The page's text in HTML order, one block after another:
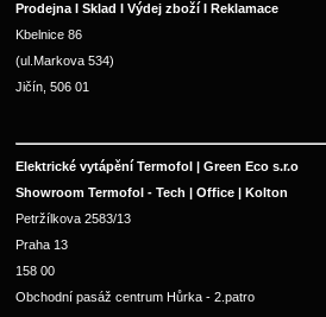
Prodejna I Sklad I Výdej zboží I Reklamace
Kbelnice 86
(ul.Markova 534)
Jičín, 506 01
Elektrické vytápění Termofol | Green Eco s.r.o
Showroom Termofol - Tech | Office | Kolton
Petržílkova 2583/13
Praha 13
158 00
Obchodní pasáž centrum Hůrka - 2.patro